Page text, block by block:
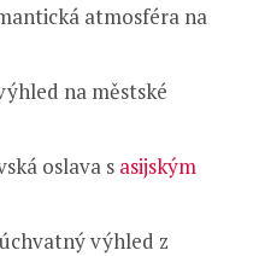
atmosféra na
na městské
oslava s asijským
výhled z